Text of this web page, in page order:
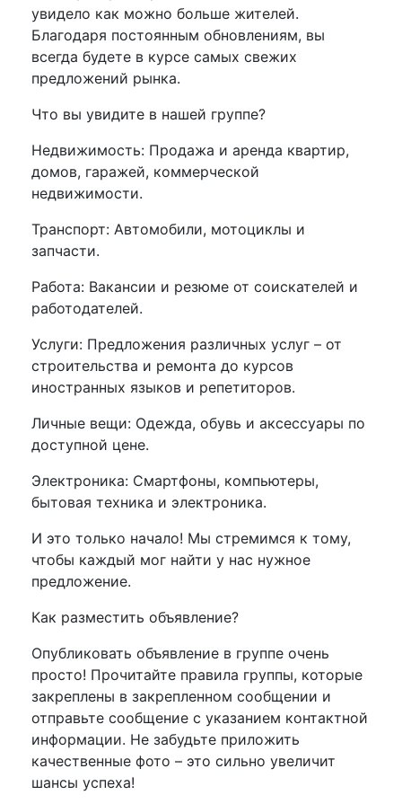
увидело как можно больше жителей.
Благодаря постоянным обновлениям, вы
всегда будете в курсе самых свежих
предложений рынка.
Что вы увидите в нашей группе?
Недвижимость: Продажа и аренда квартир,
домов, гаражей, коммерческой
недвижимости.
Транспорт: Автомобили, мотоциклы и
запчасти.
Работа: Вакансии и резюме от соискателей и
работодателей.
Услуги: Предложения различных услуг – от
строительства и ремонта до курсов
иностранных языков и репетиторов.
Личные вещи: Одежда, обувь и аксессуары по
доступной цене.
Электроника: Смартфоны, компьютеры,
бытовая техника и электроника.
И это только начало! Мы стремимся к тому,
чтобы каждый мог найти у нас нужное
предложение.
Как разместить объявление?
Опубликовать объявление в группе очень
просто! Прочитайте правила группы, которые
закреплены в закрепленном сообщении и
отправьте сообщение с указанием контактной
информации. Не забудьте приложить
качественные фото – это сильно увеличит
шансы успеха!